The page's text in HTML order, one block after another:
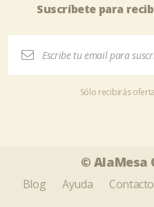
Suscríbete para
Sólo recibirás
© AlaMesa
Blog Ayuda Contacto